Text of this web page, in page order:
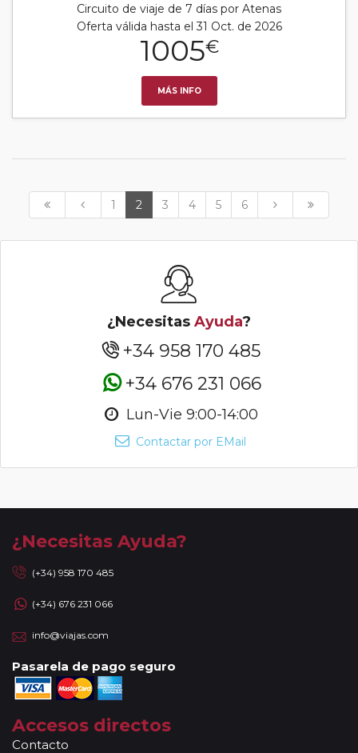
Circuito de viaje de 7 días por Atenas
Oferta válida hasta el 31 Oct. de 2026
1005€
MÁS INFO
1 2 3 4 5 6
¿Necesitas Ayuda?
+34 958 170 485
+34 676 231 066
Lun-Vie 9:00-14:00
Contactar por EMail
¿Necesitas Ayuda?
(+34) 958 170 485
(+34) 676 231 066
info@viajas.com
Pasarela de pago seguro
Accesos directos
Contacto